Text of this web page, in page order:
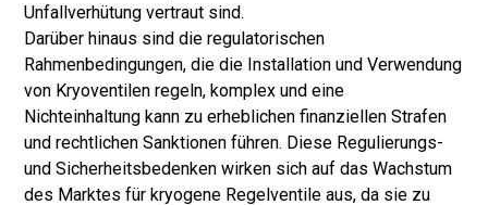
Unfallverhütung vertraut sind.
Darüber hinaus sind die regulatorischen
Rahmenbedingungen, die die Installation und Verwendung
von Kryoventilen regeln, komplex und eine
Nichteinhaltung kann zu erheblichen finanziellen Strafen
und rechtlichen Sanktionen führen. Diese Regulierungs-
und Sicherheitsbedenken wirken sich auf das Wachstum
des Marktes für kryogene Regelventile aus, da sie zu